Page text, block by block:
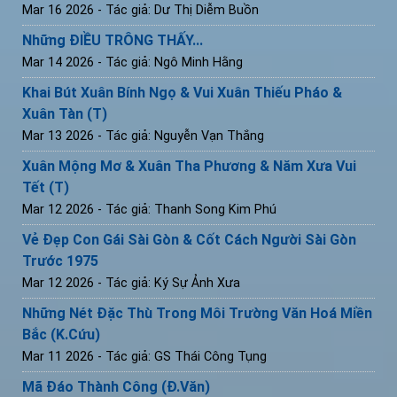
Mar 16 2026 - Tác giả: Dư Thị Diễm Buồn
Những ĐIỀU TRÔNG THẤY...
Mar 14 2026 - Tác giả: Ngô Minh Hằng
Khai Bút Xuân Bính Ngọ & Vui Xuân Thiếu Pháo &
Xuân Tàn (T)
Mar 13 2026 - Tác giả: Nguyễn Vạn Thắng
Xuân Mộng Mơ & Xuân Tha Phương & Năm Xưa Vui
Tết (T)
Mar 12 2026 - Tác giả: Thanh Song Kim Phú
Vẻ Đẹp Con Gái Sài Gòn & Cốt Cách Người Sài Gòn
Trước 1975
Mar 12 2026 - Tác giả: Ký Sự Ảnh Xưa
Những Nét Đặc Thù Trong Môi Trường Văn Hoá Miền
Bắc (K.Cứu)
Mar 11 2026 - Tác giả: GS Thái Công Tụng
Mã Đáo Thành Công (Đ.Văn)